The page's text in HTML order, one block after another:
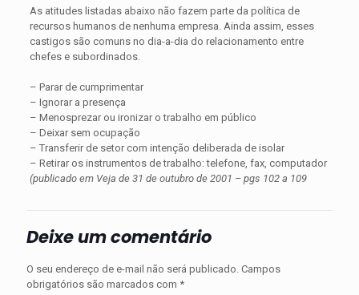
As atitudes listadas abaixo não fazem parte da política de
recursos humanos de nenhuma empresa. Ainda assim, esses
castigos são comuns no dia-a-dia do relacionamento entre
chefes e subordinados.
– Parar de cumprimentar
– Ignorar a presença
– Menosprezar ou ironizar o trabalho em público
– Deixar sem ocupação
– Transferir de setor com intenção deliberada de isolar
– Retirar os instrumentos de trabalho: telefone, fax, computador
(publicado em Veja de 31 de outubro de 2001 – pgs 102 a 109
Deixe um comentário
O seu endereço de e-mail não será publicado. Campos
obrigatórios são marcados com *